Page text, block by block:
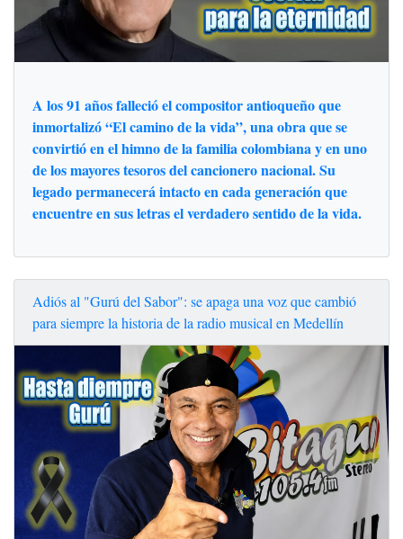
A los 91 años falleció el compositor antioqueño que
inmortalizó “El camino de la vida”, una obra que se
convirtió en el himno de la familia colombiana y en uno
de los mayores tesoros del cancionero nacional. Su
legado permanecerá intacto en cada generación que
encuentre en sus letras el verdadero sentido de la vida.
Adiós al "Gurú del Sabor": se apaga una voz que cambió
para siempre la historia de la radio musical en Medellín